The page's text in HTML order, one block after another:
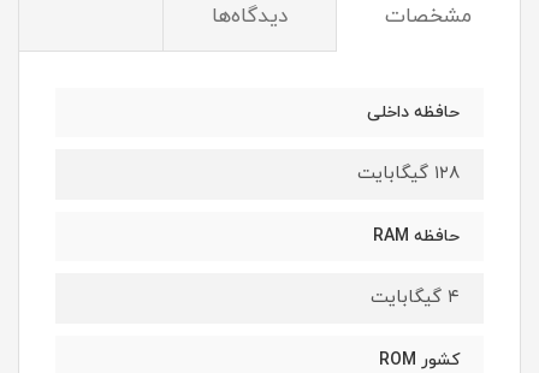
مشخصات دیدگاه‌ها
حافظه داخلی
۱۲۸ گیگابایت
حافظه RAM
۴ گیگابایت
کشور ROM